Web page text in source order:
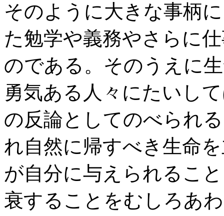
そのように大きな事柄
た勉学や義務やさらに
のである。そのうえに
勇気ある人々にたいし
の反論としてのべられ
れ自然に帰すべき生命
が自分に与えられるこ
衰することをむしろあ